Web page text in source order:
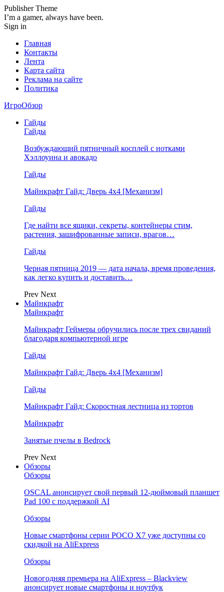
Publisher Theme
I’m a gamer, always have been.
Sign in
Главная
Контакты
Лента
Карта сайта
Реклама на сайте
Политика
ИгроОбзор
Гайды
Гайды
Возбуждающий пятничный косплей с нотками
Хэллоуина и авокадо
Гайды
Майнкрафт Гайд: Дверь 4х4 [Механизм]
Гайды
Где найти все ящики, секреты, контейнеры стим,
растения, зашифрованные записи, врагов…
Гайды
Черная пятница 2019 — дата начала, время проведения,
как легко купить и доставить…
Prev Next
Майнкрафт
Майнкрафт
Майнкрафт Геймеры обручились после трех свиданий
благодаря компьютерной игре
Гайды
Майнкрафт Гайд: Дверь 4х4 [Механизм]
Гайды
Майнкрафт Гайд: Скоростная лестница из тортов
Майнкрафт
Занятые пчелы в Bedrock
Prev Next
Обзоры
Обзоры
OSCAL анонсирует свой первый 12-дюймовый планшет
Pad 100 с поддержкой AI
Обзоры
Новые смартфоны серии POCO X7 уже доступны со
скидкой на AliExpress
Обзоры
Новогодняя премьера на AliExpress – Blackview
анонсирует новые смартфоны и ноутбук